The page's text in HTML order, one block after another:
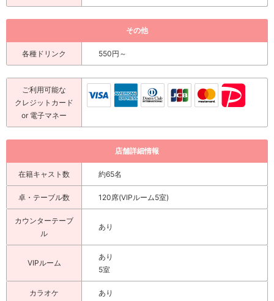
その他
各種ドリンク 550円～
ご利用可能な
クレジットカード
or 電子マネー
店舗詳細情報
在籍キャスト数 約65名
卓・テーブル数 120席(VIPルーム5室)
カウンターテーブ
ル
あり
VIPルーム
あり
5室
カラオケ あり